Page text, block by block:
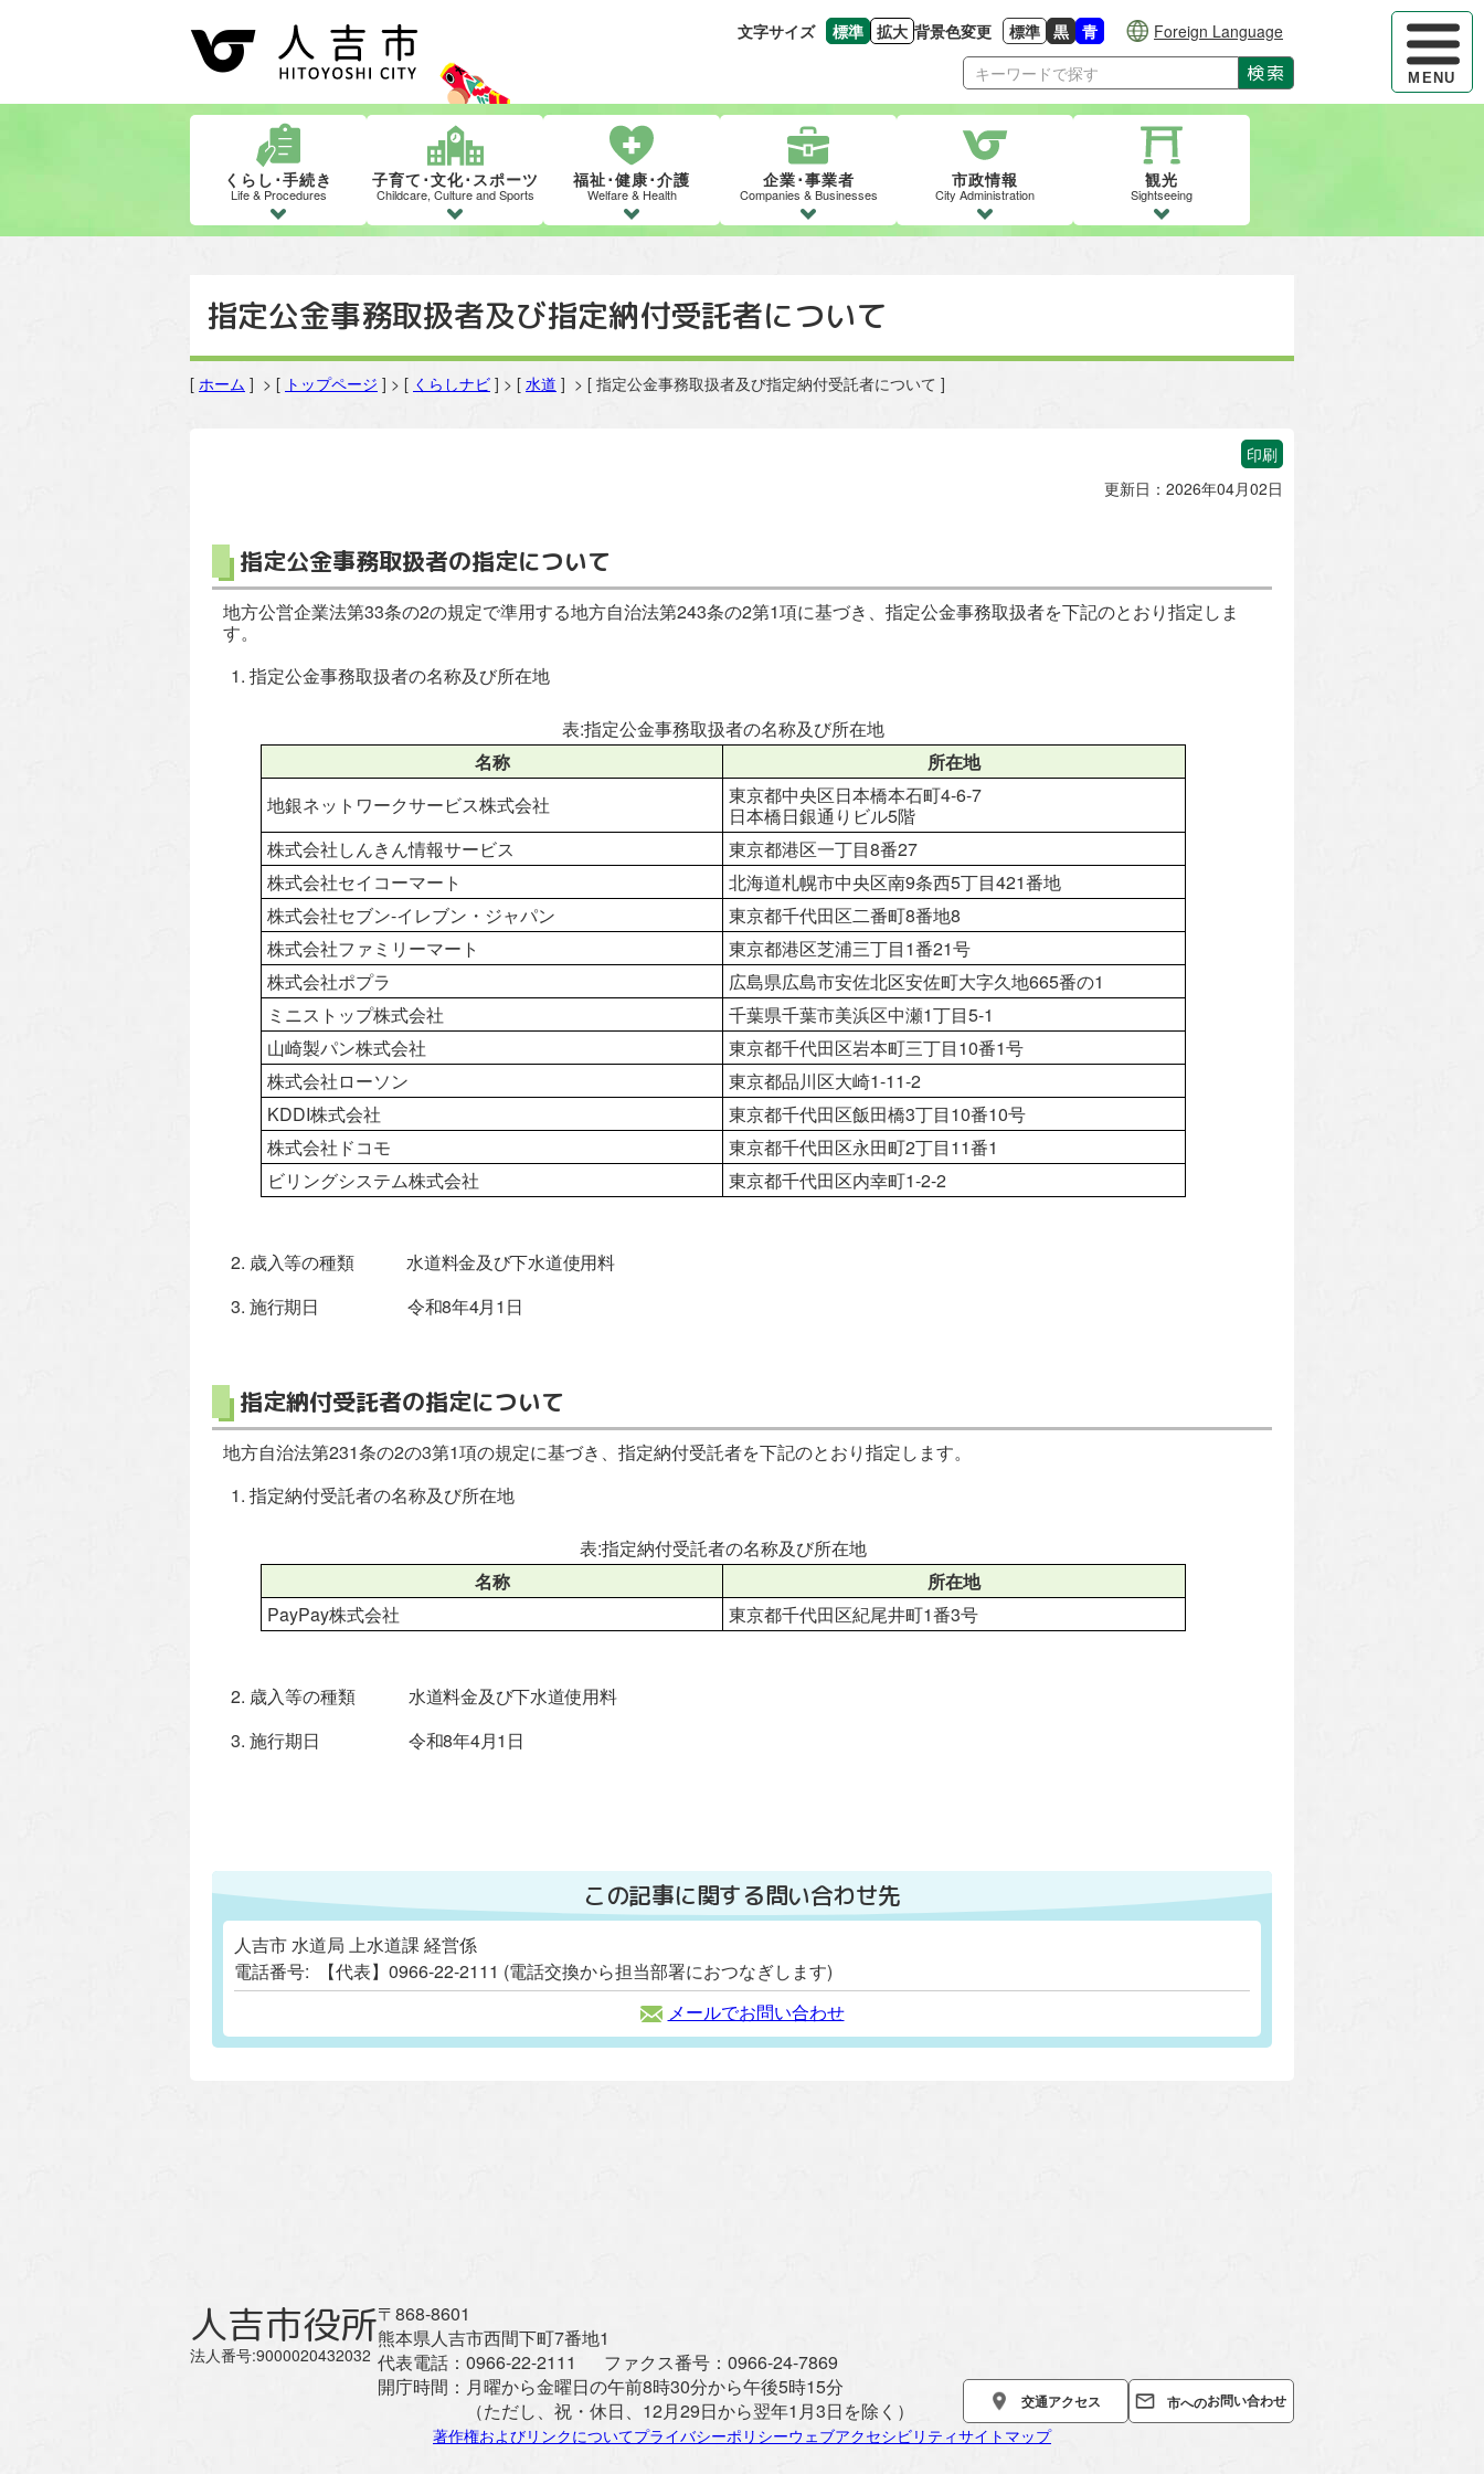
ハンバー
MENU
文字サイズ 標準
文字の大きさをもとの大きさに戻す
拡大
文字を大きくする
背景色変更 標準
背景色の変更：白
黒
背景色の変更：黒
青
背景色の変更：青
Foreign Language
検索
くらし･手続き
Life & Procedures
子育て･文化･スポーツ
Childcare, Culture and Sports
福祉･健康･介護
Welfare & Health
企業･事業者
Companies & Businesses
市政情報
City Administration
観光
Sightseeing
指定公金事務取扱者及び指定納付受託者について
[ ホーム ] > [ トップページ ] > [ くらしナビ ] > [ 水道 ] > [ 指定公金事務取扱者及び指定納付受託者について ]
印刷
更新日：2026年04月02日
指定公金事務取扱者の指定について
地方公営企業法第33条の2の規定で準用する地方自治法第243条の2第1項に基づき、指定公金事務取扱者を下記のとおり指定しま
す。
指定公金事務取扱者の名称及び所在地
表:指定公金事務取扱者の名称及び所在地
名称
所在地
地銀ネットワークサービス株式会社
東京都中央区日本橋本石町4-6-7
日本橋日銀通りビル5階
株式会社しんきん情報サービス
東京都港区一丁目8番27
株式会社セイコーマート
北海道札幌市中央区南9条西5丁目421番地
株式会社セブン-イレブン・ジャパン
東京都千代田区二番町8番地8
株式会社ファミリーマート
東京都港区芝浦三丁目1番21号
株式会社ポプラ
広島県広島市安佐北区安佐町大字久地665番の1
ミニストップ株式会社
千葉県千葉市美浜区中瀬1丁目5-1
山崎製パン株式会社
東京都千代田区岩本町三丁目10番1号
株式会社ローソン
東京都品川区大崎1-11-2
KDDI株式会社
東京都千代田区飯田橋3丁目10番10号
株式会社ドコモ
東京都千代田区永田町2丁目11番1
ビリングシステム株式会社
東京都千代田区内幸町1-2-2
歳入等の種類
水道料金及び下水道使用料
施行期日
令和8年4月1日
指定納付受託者の指定について
地方自治法第231条の2の3第1項の規定に基づき、指定納付受託者を下記のとおり指定します。
指定納付受託者の名称及び所在地
表:指定納付受託者の名称及び所在地
名称
所在地
PayPay株式会社
東京都千代田区紀尾井町1番3号
歳入等の種類 水道料金及び下水道使用料
施行期日 令和8年4月1日
この記事に関する問い合わせ先
人吉市 水道局 上水道課 経営係
電話番号:
【代表】0966-22-2111 (電話交換から担当部署におつなぎします)
メールでお問い合わせ
人吉市役所
法人番号:9000020432032
〒868-8601
熊本県人吉市西間下町7番地1
代表電話： 0966-22-2111 ファクス番号： 0966-24-7869
開庁時間： 月曜から金曜日の午前8時30分から午後5時15分
（ただし、祝・休日、12月29日から翌年1月3日を除く）
交通アクセス 市へのお問い合わせ
著作権およびリンクについてプライバシーポリシーウェブアクセシビリティサイトマップ